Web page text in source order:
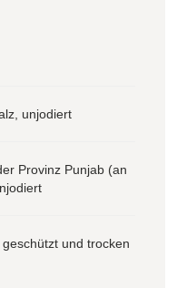
unjodiert
Provinz Punjab (an
und trocken